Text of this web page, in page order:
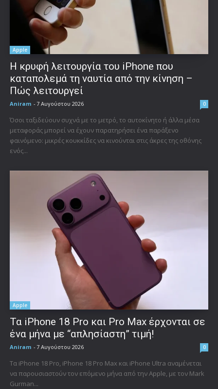
Apple
Η κρυφή λειτουργία του iPhone που
καταπολεμά τη ναυτία από την κίνηση –
Πώς λειτουργεί
Aniram - 7 Αυγούστου 2026 0
Όσοι ταξιδεύουν συχνά με το μετρό, το αυτοκίνητο ή άλλα μέσα
μεταφοράς μπορεί να έχουν παρατηρήσει ένα παράξενο
φαινόμενο: μικρές κουκκίδες να κινούνται στις άκρες της οθόνης
ενός...
Apple
Τα iPhone 18 Pro και Pro Max έρχονται σε
ένα μήνα με “απλησίαστη” τιμή!
Aniram - 7 Αυγούστου 2026 0
Τα iPhone 18 Pro, iPhone 18 Pro Max και iPhone Ultra αναμένεται
να παρουσιαστούν τον επόμενο μήνα από την Apple, με τον Mark
Gurman...